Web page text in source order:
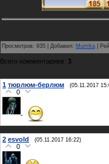
Просмотров: 935 Добавил: Murrrka
Всего комментариев: 3
1 тюрлюм-берлюм (05.11.2017
0
2 esvold (05.11.2017 16:22)
0